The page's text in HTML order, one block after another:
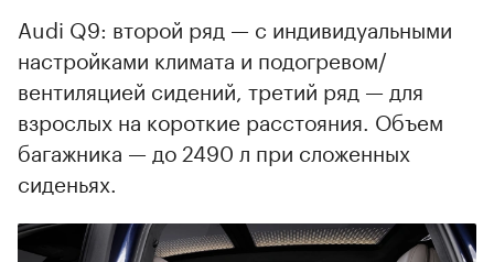
Audi Q9: второй ряд — с индивидуальными
настройками климата и подогревом/
вентиляцией сидений, третий ряд — для
взрослых на короткие расстояния. Объем
багажника — до 2490 л при сложенных
сиденьях.